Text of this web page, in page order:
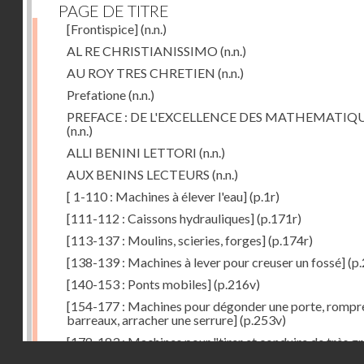
PAGE DE TITRE
[Frontispice](n.n.)
AL RE CHRISTIANISSIMO (n.n.)
AU ROY TRES CHRETIEN (n.n.)
Prefatione(n.n.)
PREFACE : DE L'EXCELLENCE DES
(n.n.)
ALLI BENINI LETTORI (n.n.)
AUX BENINS LECTEURS (n.n.)
[ 1-110 : Machines à élever l'eau](p.1r)
[111-112 : Caissons hydrauliques](p.171r)
[113-137 : Moulins, scieries, forges](p.174r)
[138-139 : Machines à lever pour creuser un fossé]
[140-153 : Ponts mobiles](p.216v)
[154-177 : Machines pour dégonder une porte,
barreaux, arracher une serrure](p.253v)
[178-183 : Machines pour "tirer et conduire de très